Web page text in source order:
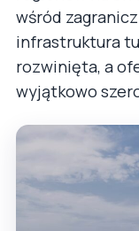
wśród
infrastruktura
rozwinięta, a
wyjątkowo